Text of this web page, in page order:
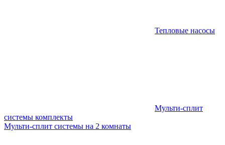
Тепловые насосы
Мульти-сплит
системы комплекты
Мульти-сплит системы на 2 комнаты